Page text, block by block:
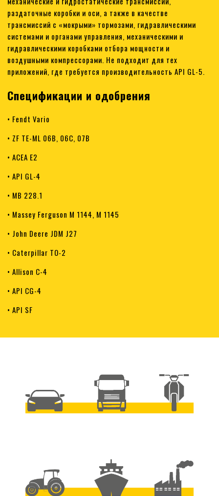
раздаточные коробки и оси, а также в качестве
трансмиссий с «мокрыми» тормозами, гидравлическими
системами и органами управления, механическими и
гидравлическими коробками отбора мощности и
воздушными компрессорами. Не подходит для тех
приложений, где требуется производительность API GL-5.
Спецификации и одобрения
• Fendt Vario
• ZF TE-ML 06B, 06C, 07B
• ACEA E2
• API GL-4
• MB 228.1
• Massey Ferguson M 1144, M 1145
• John Deere JDM J27
• Caterpillar TO-2
• Allison C-4
• API CG-4
• API SF